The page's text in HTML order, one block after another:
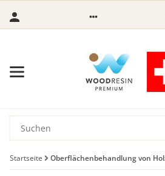
Startseite Oberflächenbehandlung von